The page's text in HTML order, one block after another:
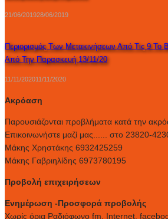
21/06/201928/06/2019
Περιορισμός Των Μετακινήσεων Από Τις 9 Το
Από Την Παρασκευή 13/11/20
11/11/202011/11/2020
Ακρόαση
Παρουσιάζονται προβλήματα κατά την
Επικοινωνήστε μαζί μας...... στο 23820-
Μάκης Χρηστάκης 6932425259
Μάκης Γαβριηλίδης 6973780195
Προβολή επιχειρήσεων
Ενημέρωση -Προσφορά προβολής
Xωρίς όρια Ραδιόφωνο fm, Internet,